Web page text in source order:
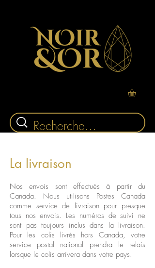
La livraison
Nos envois sont effectués à partir du
Canada. Nous utilisons Postes Canada
comme service de livraison pour presque
tous nos envois. Les numéros de suivi ne
sont pas toujours inclus dans la livraison.
Pour les colis livrés hors Canada, votre
service postal national prendra le relais
lorsque le colis arrivera dans votre pays.